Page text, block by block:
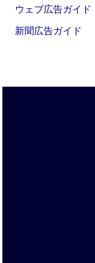
ウェブ広告ガイド
新聞広告ガイド